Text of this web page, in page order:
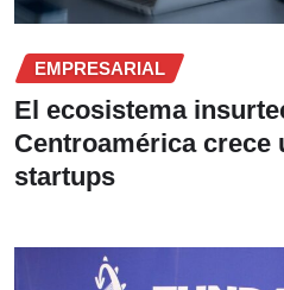
EMPRESARIAL
El ecosistema
Centroamérica crece
startups